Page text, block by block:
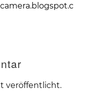
veröffentlicht.